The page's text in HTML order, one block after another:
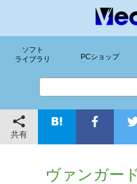
ソフト
ライブラリ
PCショップ
共有
ヴァンガー